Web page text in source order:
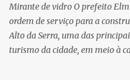
Mirante de vidro O prefeito
ordem de serviço para a
Alto da Serra, uma das
turismo da cidade, em meio à